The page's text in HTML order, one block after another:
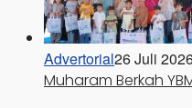
Advertorial26 Juli
Muharam Berkah